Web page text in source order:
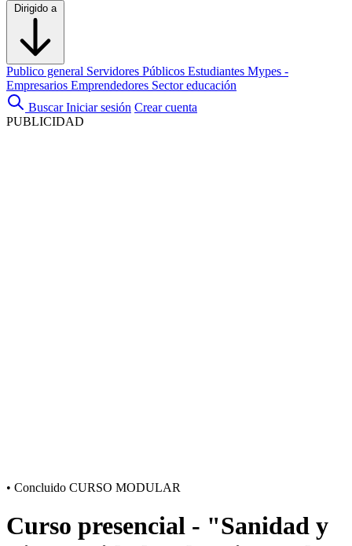
Dirigido a
Publico general Servidores Públicos Estudiantes Mypes -
Empresarios Emprendedores Sector educación
Buscar Iniciar sesión Crear cuenta
PUBLICIDAD
• Concluido CURSO MODULAR
Curso presencial - "Sanidad y